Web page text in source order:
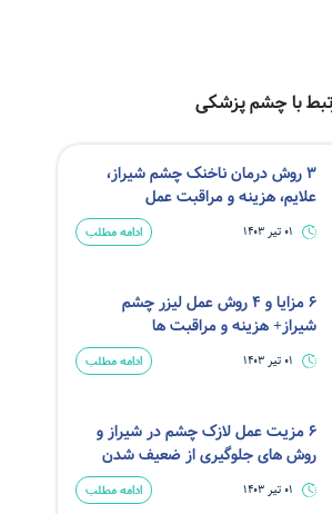
با چشم پزشکی
3 روش درمان ناخنک چشم شیراز،
علایم،‌ هزینه و مراقبت عمل
01 تیر 1403 ادامه مطلب
6 مزایا و 4 روش عمل لیزر چشم
شیراز+ هزینه و مراقبت ها
01 تیر 1403 ادامه مطلب
6 مزیت عمل لازک چشم در شیراز و
روش های جلوگیری از ضعیف شدن
01 تیر 1403 ادامه مطلب